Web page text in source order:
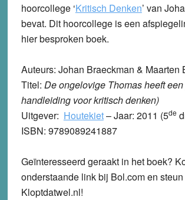
hoorcollege ‘Kritisch Denken’ van
bevat. Dit hoorcollege is een
hier besproken boek.
Auteurs: Johan Braeckman & Maarten
Titel: De ongelovige Thomas heeft
handleiding voor kritisch denken)
Uitgever: Houtekiet–Jaar: 2011 (5de
ISBN: 9789089241887
Geïnteresseerd geraakt in het boek?
onderstaande link bij Bol.com en
Kloptdatwel.nl!